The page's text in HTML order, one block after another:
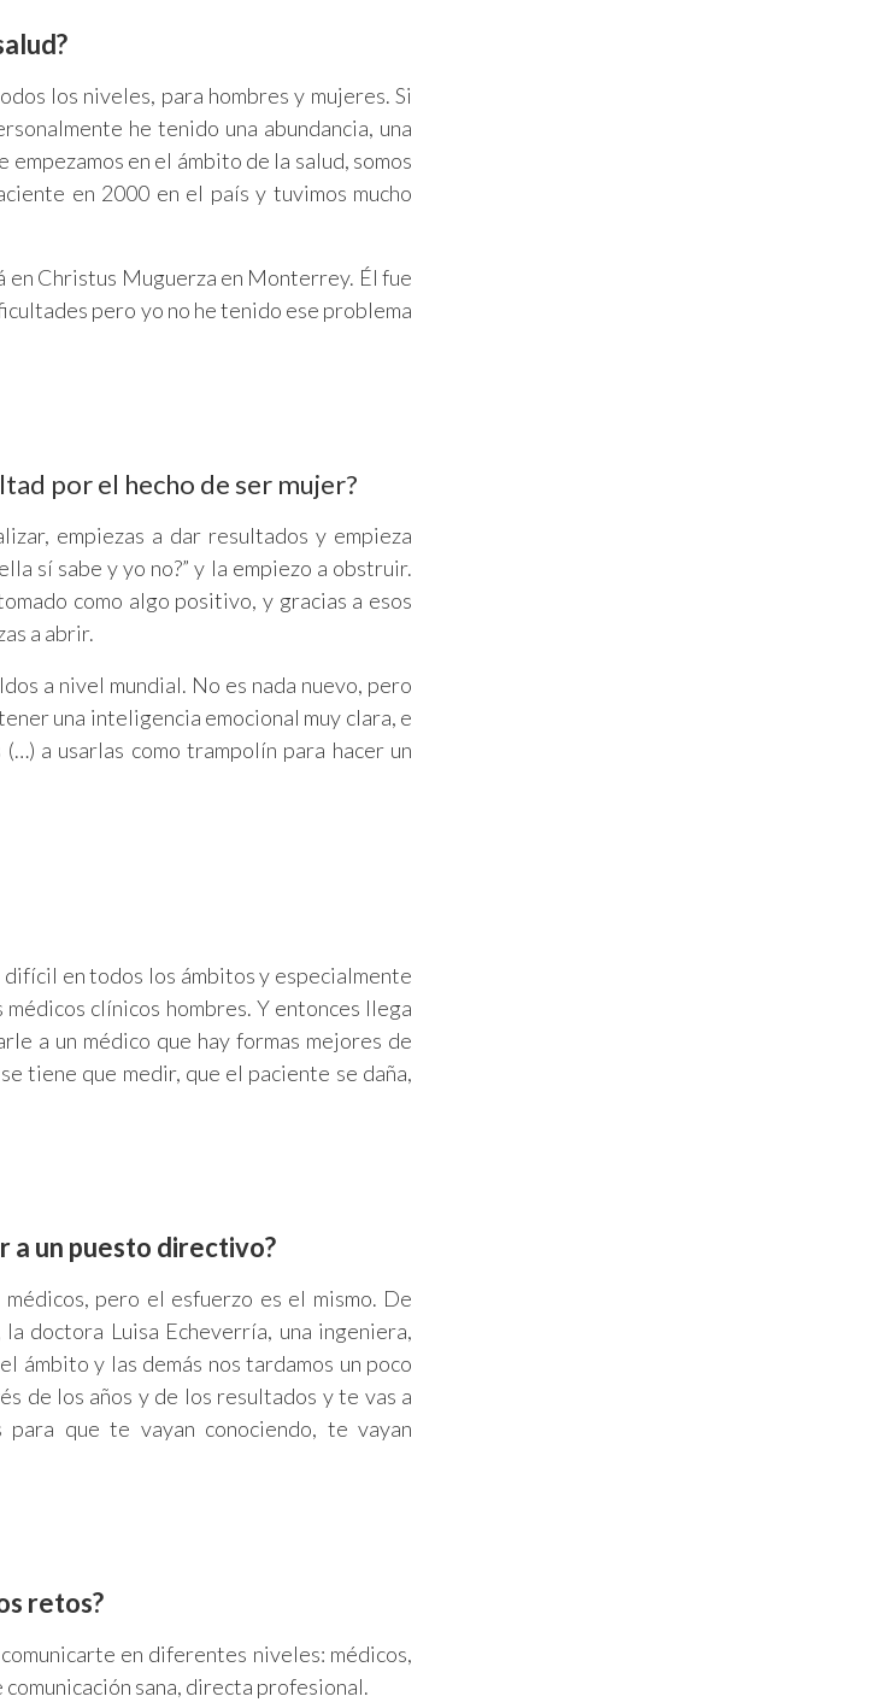
los niveles, para hombres y mujeres. Si
he tenido una abundancia, una
en el ámbito de la salud, somos
en 2000 en el país y tuvimos mucho
en Christus Muguerza en Monterrey. Él fue
pero yo no he tenido ese problema
por el hecho de ser mujer?
empiezas a dar resultados y empieza
sí sabe y yo no?” y la empiezo a obstruir.
como algo positivo, y gracias a esos
a abrir.
a nivel mundial. No es nada nuevo, pero
una inteligencia emocional muy clara, e
a usarlas como trampolín para hacer un
difícil en todos los ámbitos y especialmente
clínicos hombres. Y entonces llega
a un médico que hay formas mejores de
tiene que medir, que el paciente se daña,
a un puesto directivo?
pero el esfuerzo es el mismo. De
doctora Luisa Echeverría, una ingeniera,
ámbito y las demás nos tardamos un poco
de los años y de los resultados y te vas a
que te vayan conociendo, te vayan
retos?
en diferentes niveles: médicos,
sana, directa profesional.